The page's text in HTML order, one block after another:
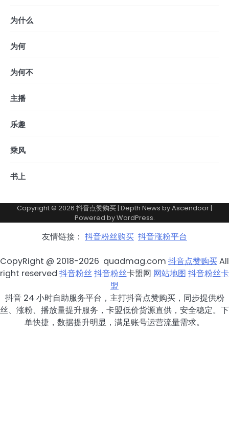
为什么
为何
为何不
主播
乐趣
乘风
书上
Copyright © 2026 抖音点赞购买| Depth News byAscendoor|
Powered byWordPress.
友情链接： 抖音粉丝购买 抖音涨粉平台
CopyRight @ 2018-2026 quadmag.com 抖音点赞购买All
right reserved 抖音粉丝抖音粉丝卡盟网 网站地图 抖音粉丝卡
盟
抖音 24 小时自助服务平台，主打抖音点赞购买，同步提供粉
丝、涨粉、播放量提升服务，卡盟低价货源直供，安全稳定。下
单快捷，数据提升明显，满足账号运营流量需求。